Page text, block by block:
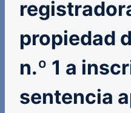
propiedad
n.º 1 a
sentencia